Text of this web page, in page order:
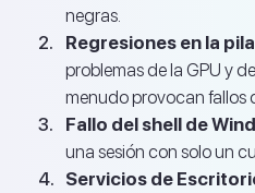
negras.
Regresiones en la
problemas de la GPU y
menudo provocan fallos
Fallo del shell de
una sesión con solo un
Servicios de